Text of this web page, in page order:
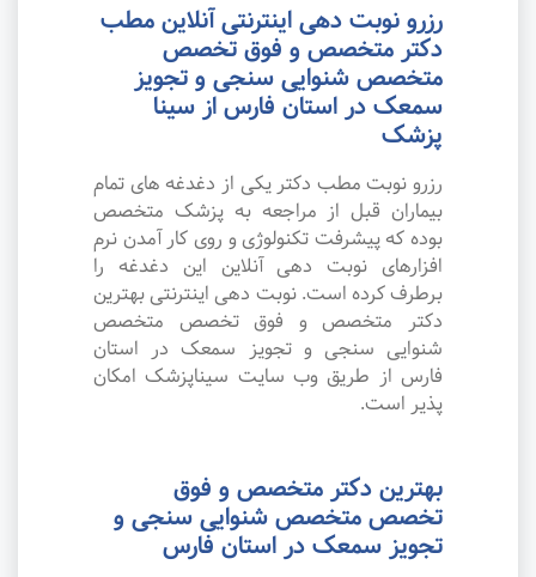
رزرو نوبت دهی اینترنتی آنلاین مطب
دکتر متخصص و فوق تخصص
متخصص شنوایی سنجی و تجویز
سمعک در استان فارس از سینا
پزشک
رزرو نوبت مطب دکتر یکی از دغدغه های تمام
بیماران قبل از مراجعه به پزشک متخصص
بوده که پیشرفت تکنولوژی و روی کار آمدن نرم
افزارهای نوبت دهی آنلاین این دغدغه را
برطرف کرده است. نوبت دهی اینترنتی بهترین
دکتر متخصص و فوق تخصص متخصص
شنوایی سنجی و تجویز سمعک در استان
فارس از طریق وب سایت سیناپزشک امکان
پذیر است.
بهترین دکتر متخصص و فوق
تخصص متخصص شنوایی سنجی و
تجویز سمعک در استان فارس